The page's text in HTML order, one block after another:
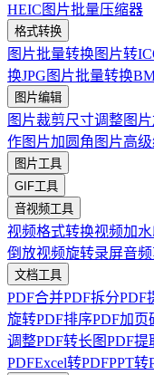
HEIC图片批量压缩器
格式转换
图片批量转换图片转
换JPG图片批量转换
图片编辑
图片裁剪尺寸调整图
作图片加圆角 图片高
图片工具
GIF工具
音视频工具
视频格式转换视频加水
倒放视频旋转录屏音
文档工具
PDF合并PDF拆分PDF
旋转PDF排序PDF加页
调整PDF转长图PDF提
PDFExcel转PDFPPT转